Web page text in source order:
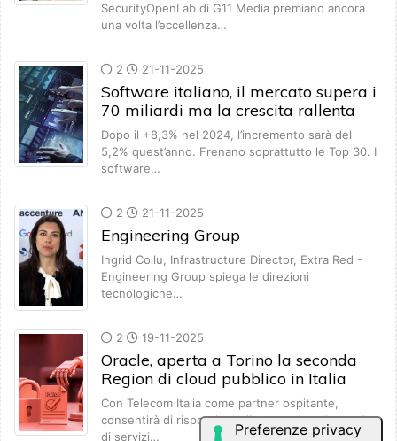
SecurityOpenLab di G11 Media premiano ancora
una volta l’eccellenza…
2 21-11-2025
Software italiano, il mercato supera i
70 miliardi ma la crescita rallenta
Dopo il +8,3% nel 2024, l’incremento sarà del
5,2% quest’anno. Frenano soprattutto le Top 30. I
software…
2 21-11-2025
Engineering Group
Ingrid Collu, Infrastructure Director, Extra Red -
Engineering Group spiega le direzioni
tecnologiche…
2 19-11-2025
Oracle, aperta a Torino la seconda
Region di cloud pubblico in Italia
Con Telecom Italia come partner ospitante,
consentirà di rispondere alla crescente domanda
di servizi…